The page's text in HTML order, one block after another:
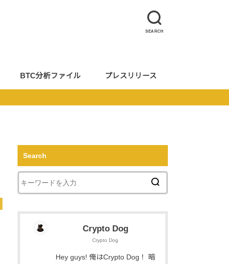
SEARCH
BTC分析ファイル プレスリリース
Search
Crypto Dog
Crypto Dog
Hey guys! 俺はCrypto Dog！ 暗